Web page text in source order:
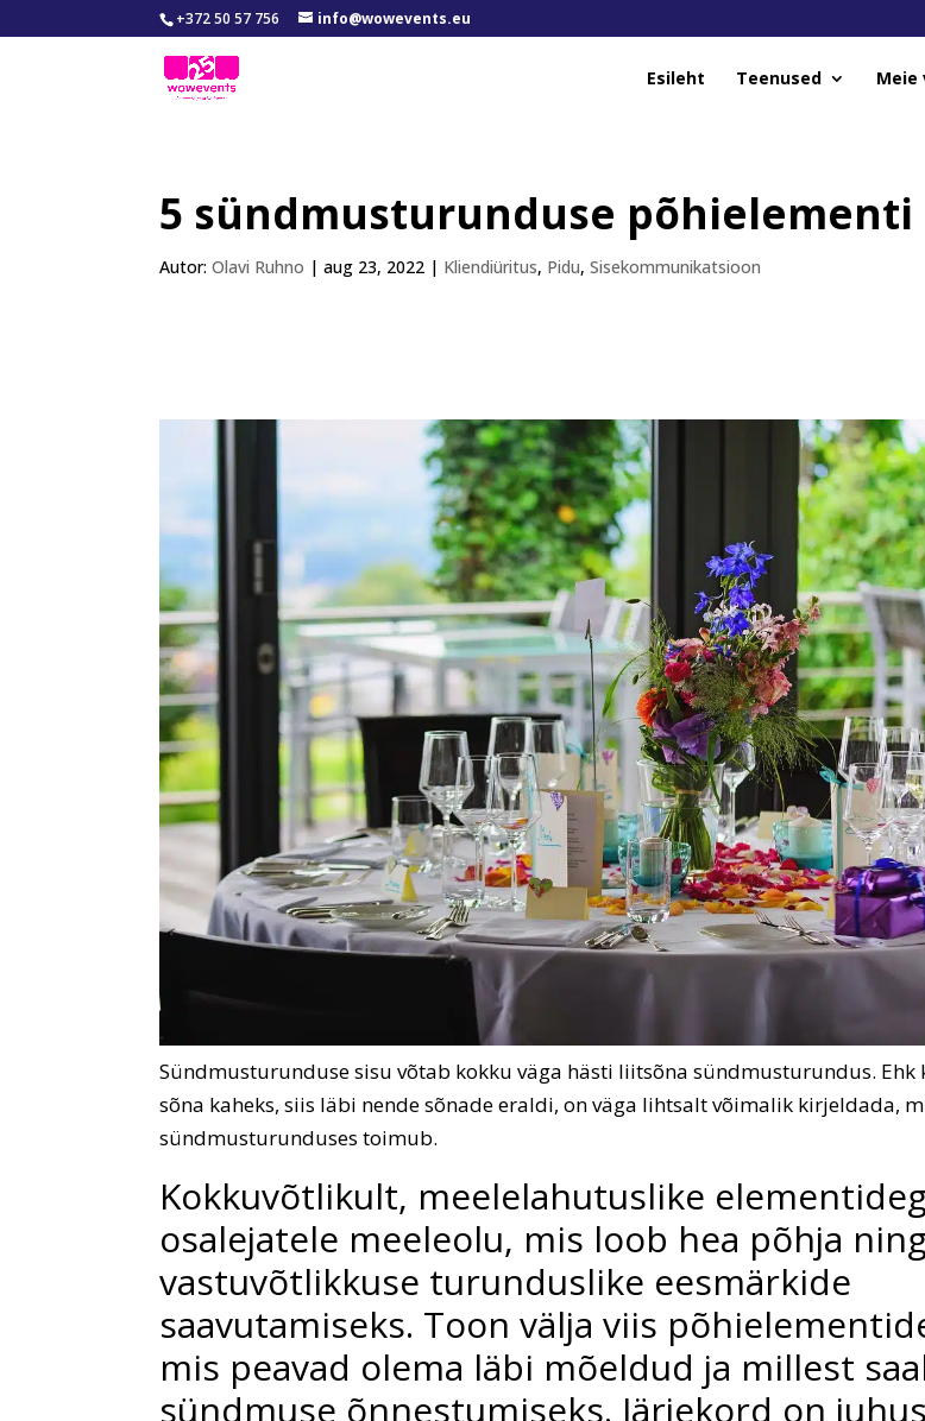
+372 50 57 756 info@wowevents.eu
Esileht Teenused Meie
5 sündmusturunduse põhielementi
Autor:Olavi Ruhno |aug 23, 2022 | Kliendiüritus, Pidu,Sisekommunikatsioon
Sündmusturunduse sisu võtab kokku väga hästi liitsõna sündmusturundus. Ehk
sõna kaheks, siis läbi nende sõnade eraldi, on väga lihtsalt võimalik kirjeldada,
sündmusturunduses toimub.
Kokkuvõtlikult, meelelahutuslike
osalejatele meeleolu, mis loob hea põhja ning
vastuvõtlikkuse turunduslike eesmärkide
saavutamiseks. Toon välja viis
mis peavad olema läbi mõeldud ja millest
sündmuse õnnestumiseks. Järjekord on